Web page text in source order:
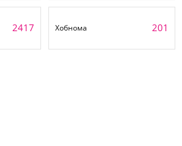
2417 Хобнома 201